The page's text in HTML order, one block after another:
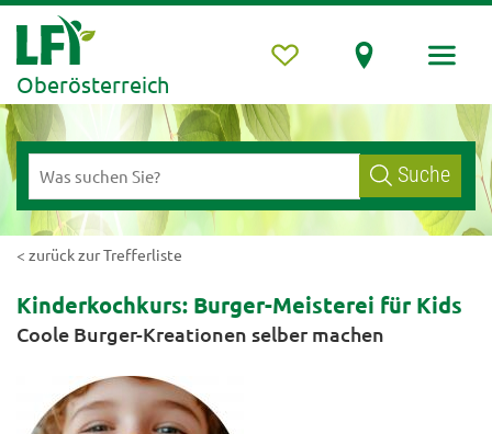
Oberösterreich
Suche
< zurück zur Trefferliste
Kinderkochkurs: Burger-Meisterei für Kids
Coole Burger-Kreationen selber machen